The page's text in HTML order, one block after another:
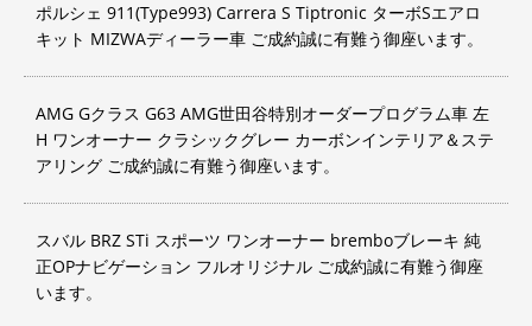
ポルシェ 911(Type993) Carrera S Tiptronic ターボSエアロ
キット MIZWAディーラー車 ご成約誠に有難う御座います。
AMG Gクラス G63 AMG世田谷特別オーダープログラム車 左
H ワンオーナー クラシックグレー カーボンインテリア＆ステ
アリング ご成約誠に有難う御座います。
スバル BRZ STi スポーツ ワンオーナー bremboブレーキ 純
正OPナビゲーション フルオリジナル ご成約誠に有難う御座
います。